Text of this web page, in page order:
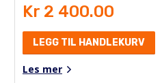
Kr 2 400.00
LEGG TIL HANDLEKURV
Les mer